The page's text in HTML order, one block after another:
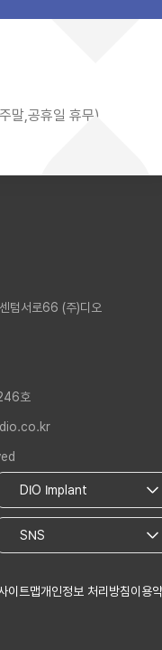
말,공휴일 휴무)
텀서로66 (주)디오
호
이트맵개인정보 처리방침이용